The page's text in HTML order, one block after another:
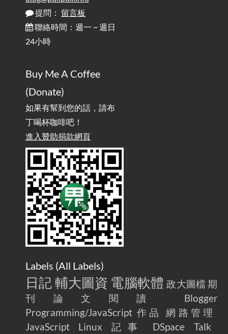
Ergonomics: Why Does Typing at a Desk Often Lead to Back Pain?
行動網路無法連線？三星手機簡易解決方案
/ Mobile Network Not Connecting? Easy Solutions for Samsung
實作相容OpenAI API，但背後不是OpenAI的API服
務 / Implementing OpenAI API-Compatible Services, But Not
Powered by OpenAI
雜談：生活小技巧之用魔鬼氈避免機車鑰匙脫落吧
/ Talk: Use Velcro to Prevent Your Motorcycle Key From Falling
AdGuard Home不只是拿來擋廣告/ AdGuard
Home Is More Than Just an Ad Blocker
提問： 留言板
聯絡時間：週一 ~ 週日
24小時
Buy Me A Coffee
(Donate)
如果有幫到您的話，請布
丁喝杯咖啡吧！
進入贊助捐款網頁
Labels (All Labels)
日記 輔大圖資 電腦軟體 政大圖檔 期
刊論文閱讀
Blogger
Programming/JavaScript 作品
網路管理
JavaScript
Linux 記事 DSpace
Talk